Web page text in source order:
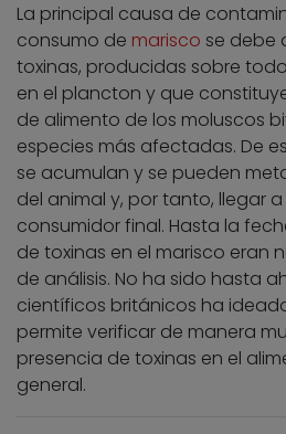
La principal causa de
consumo de marisco se debe
toxinas, producidas sobre
en el plancton y que
de alimento de los moluscos
especies más afectadas. De
se acumulan y se pueden
del animal y, por tanto, llegar
consumidor final. Hasta la
de toxinas en el marisco eran
de análisis. No ha sido hasta
científicos británicos ha
permite verificar de manera
presencia de toxinas en el
general.